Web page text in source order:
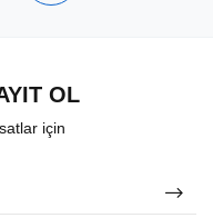
OL
için